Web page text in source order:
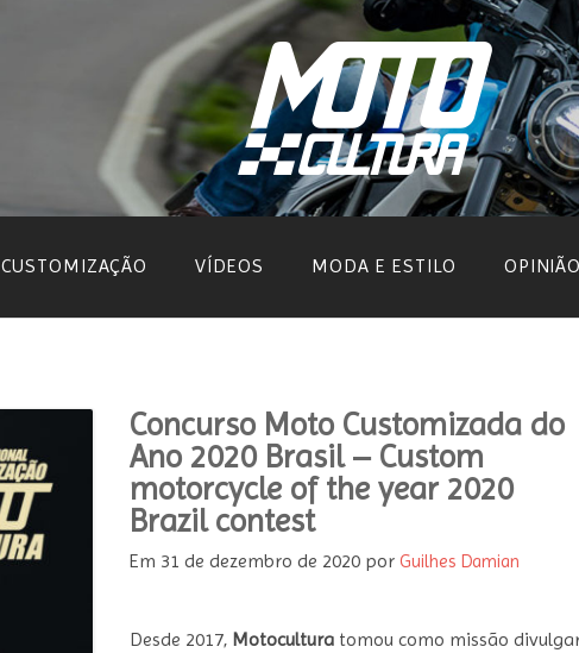
CUSTOMIZAÇÃO VÍDEOS MODA E ESTILO OPINIÃO
Concurso Moto Customizada do
Ano 2020 Brasil – Custom
motorcycle of the year 2020
Brazil contest
Em 31 de dezembro de 2020 por Guilhes Damian
Desde 2017, Motocultura tomou como missão